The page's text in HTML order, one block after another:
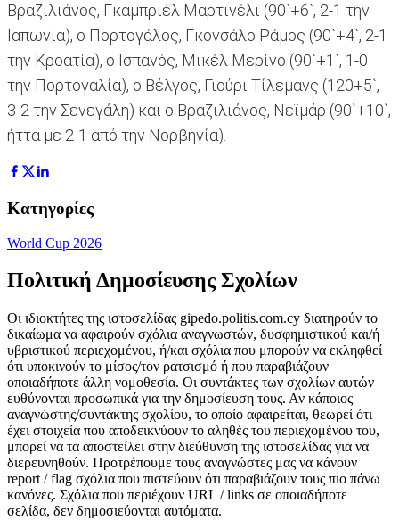
Βραζιλιάνος, Γκαμπριέλ Μαρτινέλι (90`+6`, 2-1 την
Ιαπωνία), ο Πορτογάλος, Γκονσάλο Ράμος (90`+4`, 2-1
την Κροατία), ο Ισπανός, Μικέλ Μερίνο (90`+1`, 1-0
την Πορτογαλία), ο Βέλγος, Γιούρι Τίλεμανς (120+5`,
3-2 την Σενεγάλη) και ο Βραζιλιάνος, Νεϊμάρ (90`+10`,
ήττα με 2-1 από την Νορβηγία).
Κατηγορίες
World Cup 2026
Πολιτική Δημοσίευσης Σχολίων
Οι ιδιοκτήτες της ιστοσελίδας gipedo.politis.com.cy διατηρούν το
δικαίωμα να αφαιρούν σχόλια αναγνωστών, δυσφημιστικού και/ή
υβριστικού περιεχομένου, ή/και σχόλια που μπορούν να εκληφθεί
ότι υποκινούν το μίσος/τον ρατσισμό ή που παραβιάζουν
οποιαδήποτε άλλη νομοθεσία. Οι συντάκτες των σχολίων αυτών
ευθύνονται προσωπικά για την δημοσίευση τους. Αν κάποιος
αναγνώστης/συντάκτης σχολίου, το οποίο αφαιρείται, θεωρεί ότι
έχει στοιχεία που αποδεικνύουν το αληθές του περιεχομένου του,
μπορεί να τα αποστείλει στην διεύθυνση της ιστοσελίδας για να
διερευνηθούν. Προτρέπουμε τους αναγνώστες μας να κάνουν
report / flag σχόλια που πιστεύουν ότι παραβιάζουν τους πιο πάνω
κανόνες. Σχόλια που περιέχουν URL / links σε οποιαδήποτε
σελίδα, δεν δημοσιεύονται αυτόματα.